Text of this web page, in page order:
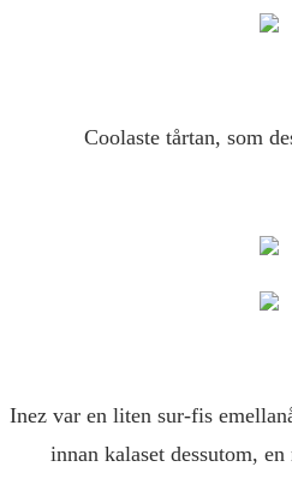
Coolaste tårtan, som
Inez var en liten sur-fis
innan kalaset dessutom,